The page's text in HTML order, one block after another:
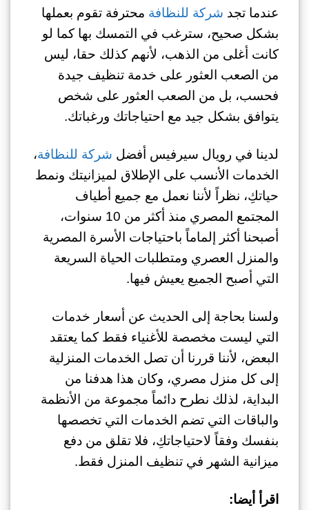
عندما تجد شركة للنظافة محترفة تقوم بعملها
بشكل صحيح، سترغب في التمسك بها كما لو
كانت أغلى من الذهب، لأنهم كذلك حقا، ليس
من الصعب العثور على خدمة تنظيف جيدة
فحسب، بل من الصعب العثور على شخص
يتوافق بشكل جيد مع احتياجاتك ورغباتك.
لدينا في رويال سيرفيس أفضل شركة للنظافة،
الخدمات الأنسب على الإطلاق لميزانيتك ونمط
حياتكِ، نظراً لأننا نعمل مع جميع أطياف
المجتمع المصري منذ أكثر من 10 سنوات،
أصبحنا أكثر إلماماً باحتياجات الأسرة المصرية
والمنزل العصري ومتطلبات الحياة السريعة
التي أصبح الجميع يعيش فيها.
ولسنا بحاجة إلى الحديث عن أسعار خدمات
التي ليست مخصصة للأغنياء فقط كما يعتقد
البعض، لأننا قررنا أن تصل الخدمات المنزلية
إلى كل منزل مصري، وكان هذا هدفنا من
البداية، لذلك نطرح دائماً مجموعة من الأنظمة
والباقات التي تضم الخدمات التي تخصصها
بنفسك وفقاً لاحتياجاتكِ، فلا تقلق من دفع
ميزانية الشهر في تنظيف المنزل فقط.
اقرأ أيضا: